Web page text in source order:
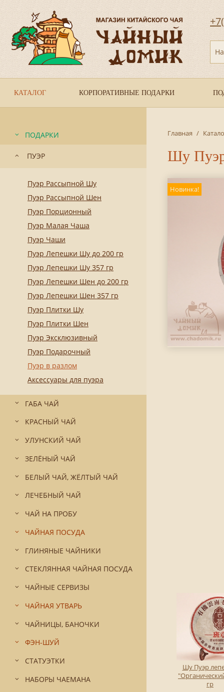
КАТАЛОГ КОРПОРАТИВНЫЕ ПОДАРКИ
ПОДАРКИ
ПУЭР
Пуэр Рассыпной Шу
Пуэр Рассыпной Шен
Пуэр Порционный
Пуэр Малая Чаша
Пуэр Чаши
Пуэр Лепешки Шу до 200 гр
Пуэр Лепешки Шу 357 гр
Пуэр Лепешки Шен до 200 гр
Пуэр Лепешки Шен 357 гр
Пуэр Плитки Шу
Пуэр Плитки Шен
Пуэр Эксклюзивный
Пуэр Подарочный
Пуэр в разлом
Аксессуары для пуэра
ГАБА ЧАЙ
КРАСНЫЙ ЧАЙ
УЛУНСКИЙ ЧАЙ
ЗЕЛЁНЫЙ ЧАЙ
БЕЛЫЙ ЧАЙ, ЖЁЛТЫЙ ЧАЙ
ЛЕЧЕБНЫЙ ЧАЙ
ЧАЙ НА ПРОБУ
ЧАЙНАЯ ПОСУДА
ГЛИНЯНЫЕ ЧАЙНИКИ
СТЕКЛЯННАЯ ЧАЙНАЯ ПОСУДА
ЧАЙНЫЕ СЕРВИЗЫ
ЧАЙНАЯ УТВАРЬ
ЧАЙНИЦЫ, БАНОЧКИ
ФЭН-ШУЙ
СТАТУЭТКИ
НАБОРЫ ЧАЕМАНА
Главная /
Шу Пуэр
Новинка!
Шу Пуэр
гр